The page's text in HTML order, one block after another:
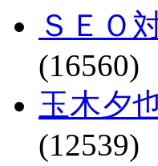
ＳＥＯ
(16560)
玉木夕
(12539)